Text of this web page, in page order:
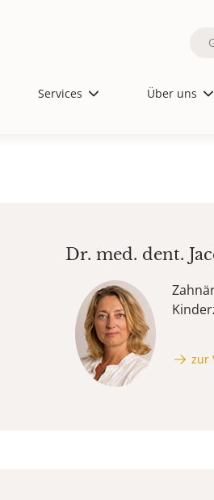
Services Über uns
Dr. med. dent.
zur